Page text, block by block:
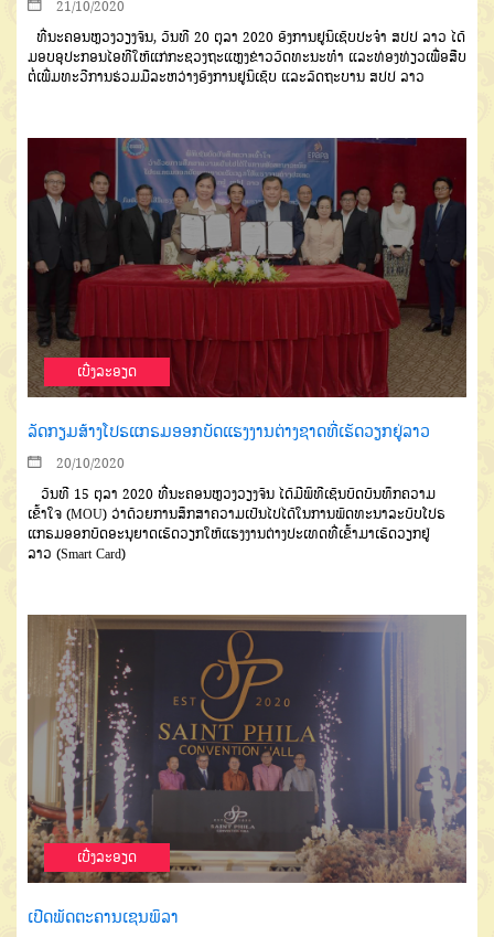
21/10/2020
ທີ່ນະຄອນຫຼວງວຽງຈັນ, ວັນທີ 20 ຕຸລາ 2020 ອົງການຢູນິເຊັບປະຈຳ ສປປ ລາວ ໄດ້
ມອບອຸປະກອນໄອທີໃຫ້ແກ່ກະຊວງຖະແຫຼງຂ່າວວັດທະນະທຳ ແລະທ່ອງທ່ຽວເພື່ອສືບ
ຕໍ່ເພີ່ມທະວີການຮ່ວມມືລະຫວ່າງອົງການຢູນິເຊັບ ແລະລັດຖະບານ ສປປ ລາວ
ເບີ່ງລະອຽດ
ລັດກຽມສ້າງໂປຣແກຣມອອກບັດແຮງງານຕ່າງຊາດທີ່ເຮັດວຽກຢູ່ລາວ
20/10/2020
ວັນທີ 15 ຕຸລາ 2020 ທີ່ນະຄອນຫຼວງວຽງຈັນ ໄດ້ມີພິທີເຊັນບົດບັນທຶກຄວາມ
ເຂົ້າໃຈ (MOU) ວ່າດ້ວຍການສຶກສາຄວາມເປັນໄປໄດ້ໃນການພັດທະນາລະບົບໂປຣ
ແກຣມອອກບັດອະນຸຍາດເຮັດວຽກໃຫ້ແຮງງານຕ່າງປະເທດທີ່ເຂົ້າມາເຮັດວຽກຢູ່
ລາວ (Smart Card)
ເບີ່ງລະອຽດ
ເປີດພັດຕະຄານເຊນພິລາ